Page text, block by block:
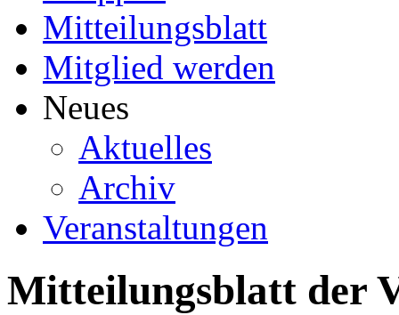
Mitteilungsblatt
Mitglied werden
Neues
Aktuelles
Archiv
Veranstaltungen
Mitteilungsblatt der